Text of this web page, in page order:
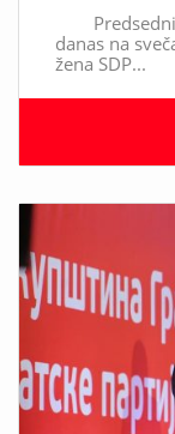
Predsednik
danas na
žena SDP...